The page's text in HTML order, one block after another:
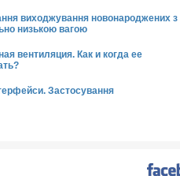
виходжування новонароджених з
низькою вагою
вентиляция. Как и когда ее
Застосування